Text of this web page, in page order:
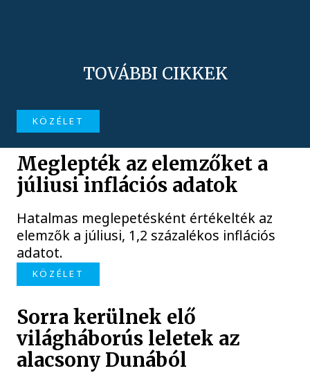
TOVÁBBI CIKKEK
KÖZÉLET
Meglepték az elemzőket a
júliusi inflációs adatok
Hatalmas meglepetésként értékelték az
elemzők a júliusi, 1,2 százalékos inflációs
adatot.
KÖZÉLET
Sorra kerülnek elő
világháborús leletek az
alacsony Dunából